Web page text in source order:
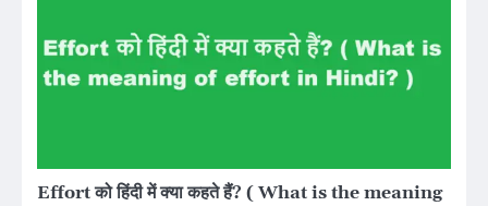
Effort को हिंदी में क्या कहते हैं? ( What is the meaning